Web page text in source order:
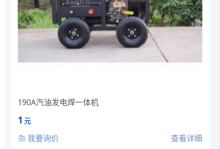
190A汽油发电焊一体机
1 元
我要询价 查看详细